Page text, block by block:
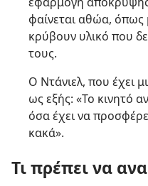
φαίνεται αθώα,
κρύβουν υλικό που
τους.
Ο Ντάνιελ, που έχει
ως εξής: «Το κινητό
όσα έχει να
κακά».
Τι πρέπει να